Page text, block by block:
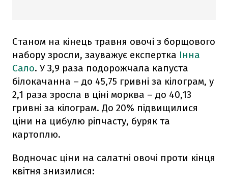
Станом на кінець травня овочі з борщового
набору зросли, зауважує експертка Інна
Сало. У 3,9 раза подорожчала капуста
білокачанна – до 45,75 гривні за кілограм, у
2,1 раза зросла в ціні морква – до 40,13
гривні за кілограм. До 20% підвищилися
ціни на цибулю ріпчасту, буряк та
картоплю.
Водночас ціни на салатні овочі проти кінця
квітня знизилися: